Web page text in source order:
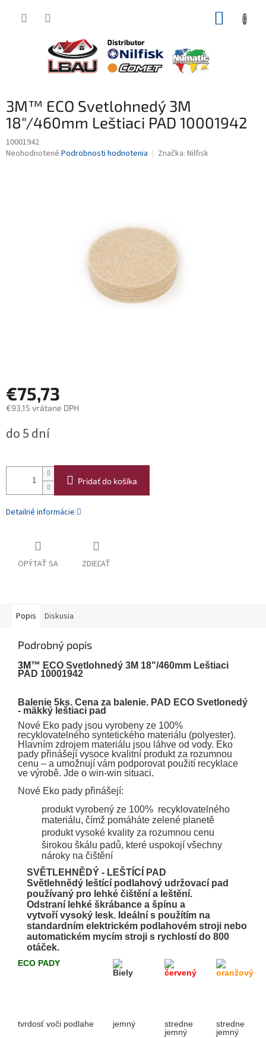
3M™ ECO Svetlohnedý 3M
18"/460mm Leštiaci PAD 10001942
10001942
Priemerné
Neohodnotené Podrobnosti hodnotenia Značka: Nilfisk
€75,73
€93,15 vrátane DPH
cena:
do 5 dní
Pridať do košíka
Detailné informácie
OPÝTAŤ SA ZDIEĽAŤ
Popis Diskusia
Podrobný popis
3M™ ECO Svetlohnedý 3M 18"/460mm Leštiaci
PAD 10001942
Balenie 5ks. Cena za balenie. PAD ECO Svetlonedý
- mäkký leštiaci pad
Nové Eko pady jsou vyrobeny ze 100%
recyklovatelného syntetického materiálu (polyester).
Hlavním zdrojem materiálu jsou láhve od vody. Eko
pady přinášejí vysoce kvalitní produkt za rozumnou
cenu – a umožnují vám podporovat použití recyklace
ve výrobě. Jde o win-win situaci.
Nové Eko pady přinášejí:
produkt vyrobený ze 100% recyklovatelného
materiálu, čímž pomáháte zelené planetě
produkt vysoké kvality za rozumnou cenu
širokou škálu padů, které uspokojí všechny
nároky na čištění
SVĚTLEHNĚDÝ - LEŠTÍCÍ PAD
Světlehnědý leštící podlahový udržovací pad
používaný pro lehké čištění a leštění.
Odstraní lehké škrábance a špínu a
vytvoří vysoký lesk. Ideální s použítím na
standardním elektrickém podlahovém stroji nebo
automatickém mycím stroji s rychlostí do 800
otáček.
ECO PADY
Biely
červený oranžový
tvrdosť voči podlahe jemný
stredne
jemný
stredne
jemný